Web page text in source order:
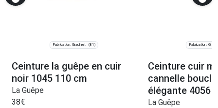
Fabrication: Graulhet (81)
Ceinture la guêpe en cuir
noir 1045 110 cm
La Guêpe
38€
Fabrication:
Ceinture cuir
cannelle
élégante 4056
La Guêpe